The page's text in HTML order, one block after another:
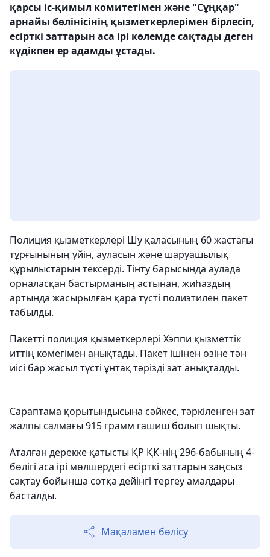
қарсы іс-қимыл комитетімен және "Сұңқар"
арнайы бөлінісінің қызметкерлерімен бірлесіп,
есірткі заттарын аса ірі көлемде сақтады деген
күдікпен ер адамды ұстады.
Полиция қызметкерлері Шу қаласының 60 жастағы
тұрғынының үйін, ауласын және шаруашылық
құрылыстарын тексерді. Тінту барысында аулада
орналасқан бастырманың астынан, жиһаздың
артында жасырылған қара түсті полиэтилен пакет
табылды.
Пакетті полиция қызметкерлері Хэппи қызметтік
иттің көмегімен анықтады. Пакет ішінен өзіне тән
иісі бар жасыл түсті ұнтақ тәрізді зат анықталды.
Сараптама қорытындысына сәйкес, тәркіленген зат
жалпы салмағы 915 грамм гашиш болып шықты.
Аталған дерекке қатысты ҚР ҚК-нің 296-бабының 4-
бөлігі аса ірі мөлшердегі есiрткi заттарын заңсыз
сақтау бойынша сотқа дейінгі тергеу амалдары
басталды.
Мақаламен бөлісу